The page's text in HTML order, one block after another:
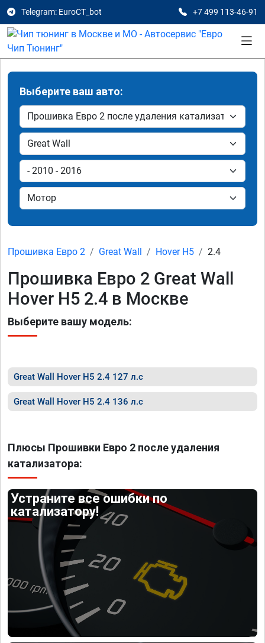
Telegram: EuroCT_bot +7 499 113-46-91
Выберите ваш авто:
Прошивка Евро 2 Great Wall Hover H5 2.4
Прошивка Евро 2 Great Wall
Hover H5 2.4 в Москве
Выберите вашу модель:
Great Wall Hover H5 2.4 127 л.с
Great Wall Hover H5 2.4 136 л.с
Плюсы Прошивки Евро 2 после удаления
катализатора:
Устраните все ошибки по
катализатору!